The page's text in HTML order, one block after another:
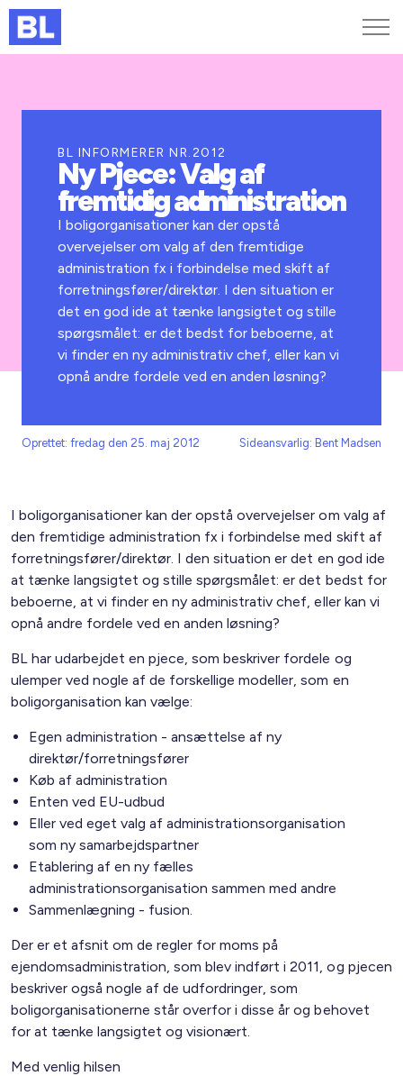
Kurser og arrangementer
Jobportalen
BL INFORMERER NR.2012
Ny Pjece: Valg af
fremtidig administration
I boligorganisationer kan der opstå
overvejelser om valg af den fremtidige
administration fx i forbindelse med skift af
forretningsfører/direktør. I den situation er
det en god ide at tænke langsigtet og stille
spørgsmålet: er det bedst for beboerne, at
vi finder en ny administrativ chef, eller kan vi
opnå andre fordele ved en anden løsning?
Oprettet: fredag den 25. maj 2012 Sideansvarlig: Bent Madsen
I boligorganisationer kan der opstå overvejelser om valg af
den fremtidige administration fx i forbindelse med skift af
forretningsfører/direktør. I den situation er det en god ide
at tænke langsigtet og stille spørgsmålet: er det bedst for
beboerne, at vi finder en ny administrativ chef, eller kan vi
opnå andre fordele ved en anden løsning?
BL har udarbejdet en pjece, som beskriver fordele og
ulemper ved nogle af de forskellige modeller, som en
boligorganisation kan vælge:
Egen administration - ansættelse af ny
direktør/forretningsfører
Køb af administration
Enten ved EU-udbud
Eller ved eget valg af administrationsorganisation
som ny samarbejdspartner
Etablering af en ny fælles
administrationsorganisation sammen med andre
Sammenlægning - fusion.
Der er et afsnit om de regler for moms på
ejendomsadministration, som blev indført i 2011, og pjecen
beskriver også nogle af de udfordringer, som
boligorganisationerne står overfor i disse år og behovet
for at tænke langsigtet og visionært.
Med venlig hilsen